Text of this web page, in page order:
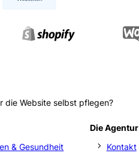
die Website selbst pflegen?
& Gesundheit
Die Agentur
Kontakt